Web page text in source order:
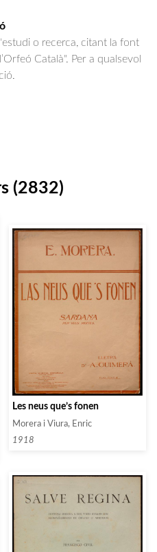
o recerca, citant la font
Català". Per a qualsevol
(2832)
Les neus que’s fonen
Morera i Viura, Enric
1918